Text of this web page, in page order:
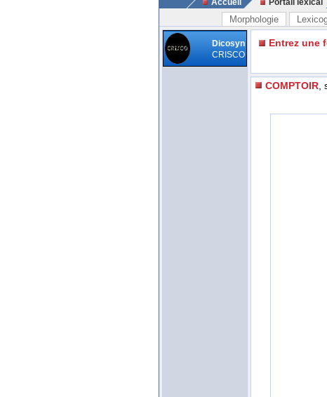
Accueil Portail lexical
Morphologie
Dicosyn
CRISCO
Entrez une
COMPTOIR